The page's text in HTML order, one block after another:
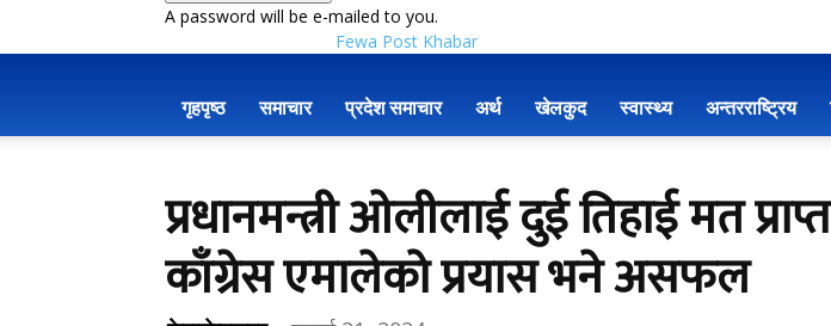
A password will be e-mailed to you.
Fewa Post Khabar
गृहपृष्ठ समाचार प्रदेश समाचार अर्थ खेलकुद स्वास्थ्य अन्तरराष्ट्रिय
प्रधानमन्त्री ओलीलाई दुई तिहाई मत
काँग्रेस एमालेको प्रयास भने असफल